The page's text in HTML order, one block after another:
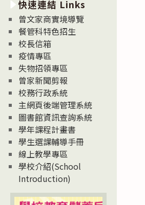
消
息
News
快速連結 Links
曾文家商實境導覽
餐管科特色招生
校長信箱
疫情專區
失物招領專區
曾家新聞剪報
校務行政系統
主網頁後端管理系統
圖書館資訊查詢系統
學年課程計畫書
學生選課輔導手冊
線上教學專區
學校介紹(School
Introduction)